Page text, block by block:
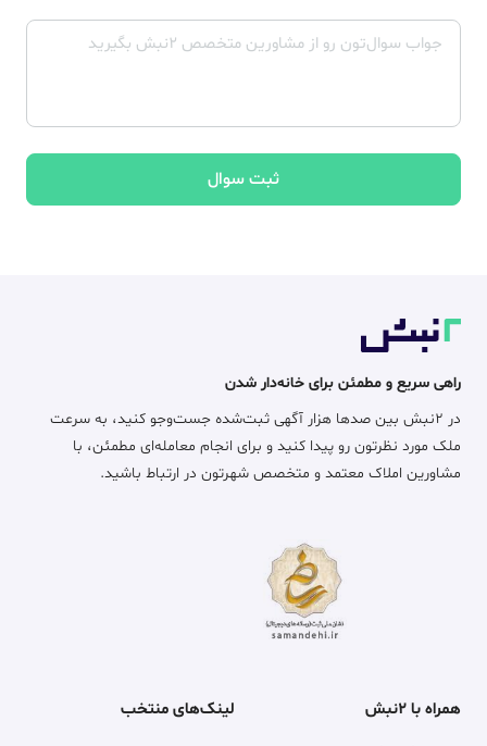
ثبت سوال
راهی سریع و مطمئن برای خانه‌دار شدن
در ۲نبش بین صدها هزار آگهی ثبت‌شده جست‌وجو کنید، به سرعت
ملک مورد نظرتون رو پیدا کنید و برای انجام معامله‌ای مطمئن، با
مشاورین املاک معتمد و متخصص شهرتون در ارتباط باشید.
همراه با ۲نبش لینک‌های منتخب